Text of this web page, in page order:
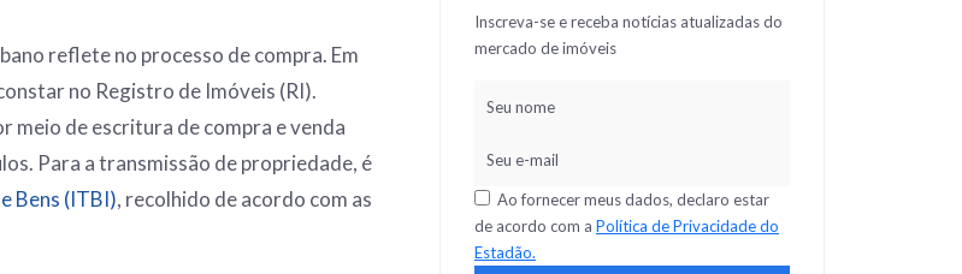
reflete no processo de compra. Em
no Registro de Imóveis (RI).
meio de escritura de compra e venda
Para a transmissão de propriedade, é
Bens (ITBI), recolhido de acordo com as
Inscreva-se e receba notícias atualizadas do
mercado de imóveis
Ao fornecer meus dados, declaro estar
de acordo com a Política de Privacidade do
Estadão.